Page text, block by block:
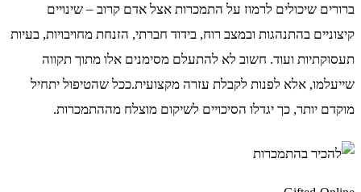
ברורים שיכולים לרמוז על התמכרות אצל אדם קרוב – שינויים
קיצוניים בהתנהגות ובמצב רוח, בידוד חברתי, הזנחת מחויבויות, בעיות
תעסוקתיות ועוד. חשוב לא להתעלם מסימנים אלו מתוך תקווה
שייעלמו, אלא לפנות לקבלת עזרה מקצועית.ככל שהטיפול יתחיל
מוקדם יותר, כך יגדלו הסיכויים לשיקום מוצלח מההתמכרות.